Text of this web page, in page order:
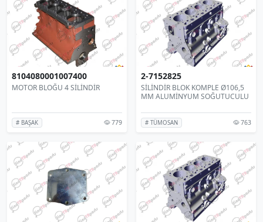
8104080001007400
MOTOR BLOĞU 4 SİLİNDİR
# BAŞAK 779
2-7152825
SİLİNDİR BLOK KOMPLE Ø106,5
MM ALUMİNYUM SOĞUTUCULU
# TÜMOSAN 763